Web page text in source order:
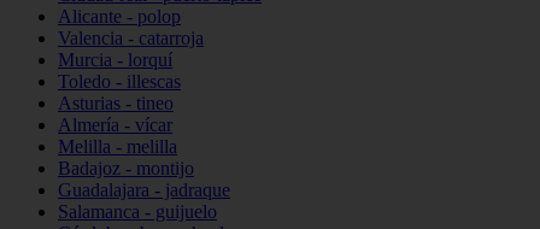
Alicante - polop
Valencia - catarroja
Murcia - lorquí
Toledo - illescas
Asturias - tineo
Almería - vícar
Melilla - melilla
Badajoz - montijo
Guadalajara - jadraque
Salamanca - guijuelo